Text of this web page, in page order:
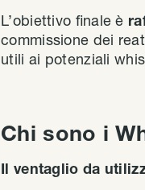
L’obiettivo finale è
commissione dei
utili ai potenziali
Chi sono i
Il ventaglio da